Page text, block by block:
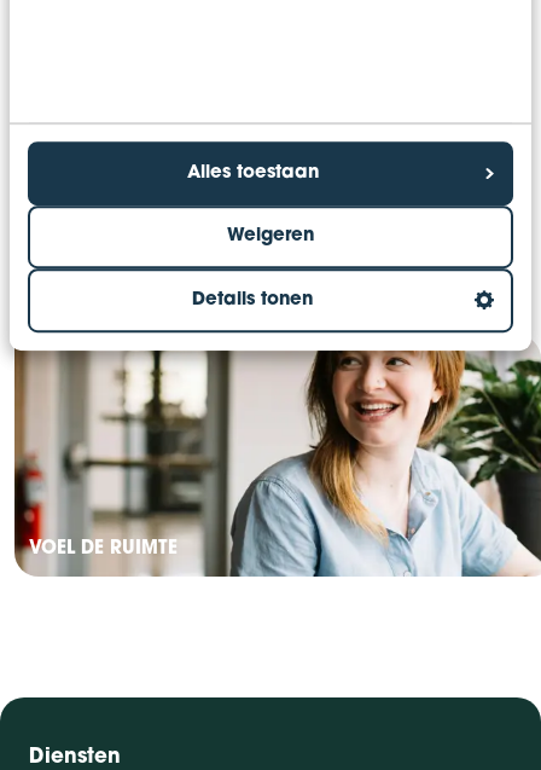
Alles toestaan
Weigeren
Details tonen
06 - 206 927 92
06 - 206 927 92
willem.miedema@bentacera.nl
VOEL DE RUIMTE
Diensten